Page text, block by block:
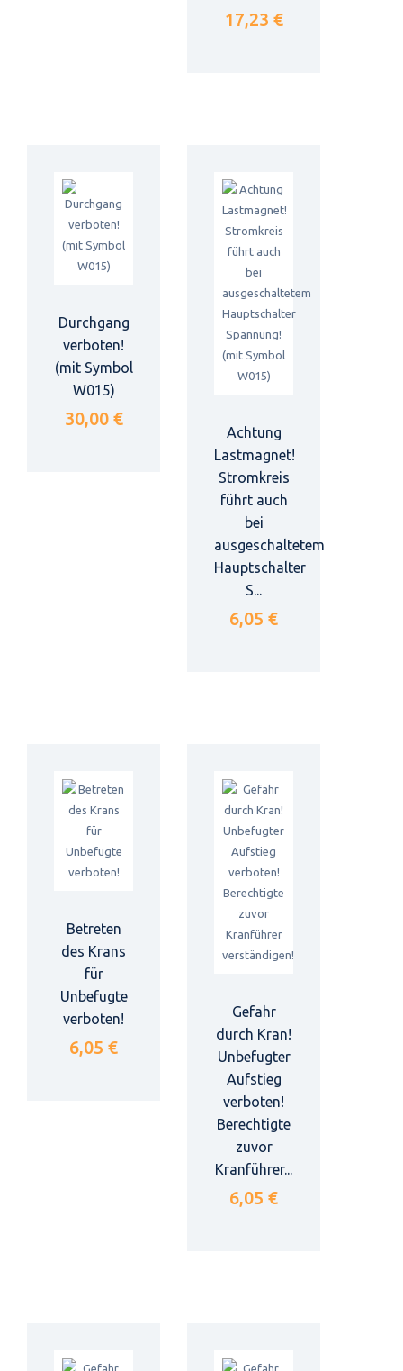
17,23 €
Durchgang
verboten!
(mit Symbol
W015)
30,00 €
Achtung
Lastmagnet!
Stromkreis
führt auch
bei
ausgeschaltetem
Hauptschalter
S...
6,05 €
Betreten
des Krans
für
Unbefugte
verboten!
6,05 €
Gefahr
durch Kran!
Unbefugter
Aufstieg
verboten!
Berechtigte
zuvor
Kranführer...
6,05 €